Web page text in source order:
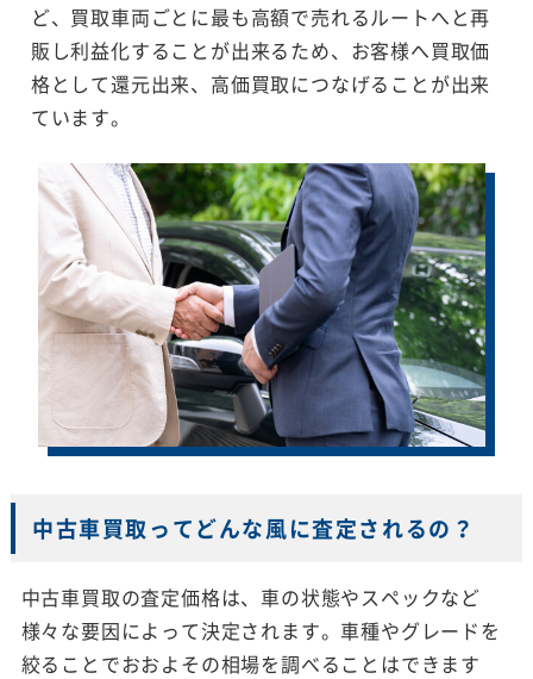
ど、買取車両ごとに最も高額で売れるルートへと再
販し利益化することが出来るため、お客様へ買取価
格として還元出来、高価買取につなげることが出来
ています。
中古車買取ってどんな風に査定されるの？
中古車買取の査定価格は、車の状態やスペックなど
様々な要因によって決定されます。車種やグレードを
絞ることでおおよその相場を調べることはできます